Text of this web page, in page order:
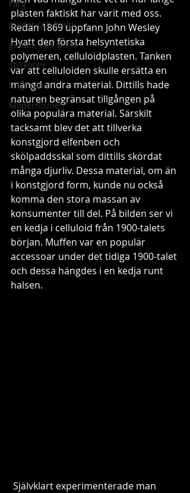
Färg
guider och hjälp
guider, tips & trix
stilikoner
Dagboken
Modernismen
plasten faktiskt har varit med oss.
Redan 1869 uppfann John Wesley
Hyatt den första helsyntetiska
polymeren, celluloidplasten. Tanken
var att celluloiden skulle ersätta en
mängd andra material. Dittills hade
naturen begränsat tillgången på
olika populära material. Särskilt
tacksamt blev det att tillverka
konstgjord elfenben och
skölpaddsskal som dittills skördat
många djurliv. Dessa material, om än
i konstgjord form, kunde nu också
komma den stora massan av
konsumenter till del. På bilden ser vi
en kedja i celluloid från 1900-talets
början. Muffen var en populär
accessoar under det tidiga 1900-talet
och dessa hängdes i en kedja runt
halsen.